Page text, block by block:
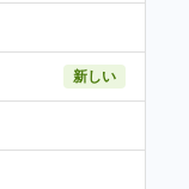
新しい